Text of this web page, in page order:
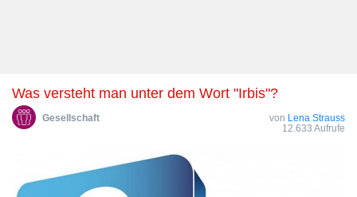
Was versteht man unter dem Wort "Irbis"?
Gesellschaft von Lena Strauss
12.633 Aufrufe